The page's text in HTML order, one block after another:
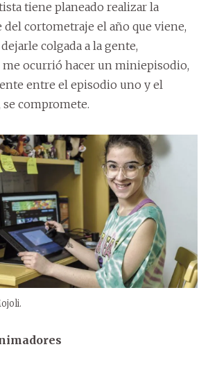
tiene planeado realizar la
del cortometraje el año que viene,
colgada a la gente,
me ocurrió hacer un miniepisodio,
entre el episodio uno y el
se compromete.